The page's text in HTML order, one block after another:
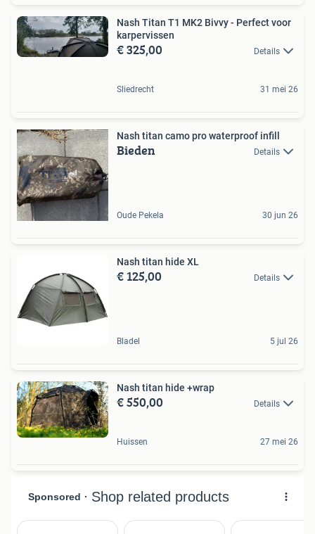
Nash Titan T1 MK2 Bivvy - Perfect voor
karpervissen
€ 325,00 Details
Sliedrecht 31 mei 26
Nash titan camo pro waterproof infill
Bieden Details
Oude Pekela 30 jun 26
Nash titan hide XL
€ 125,00 Details
Bladel 5 jul 26
Nash titan hide +wrap
€ 550,00 Details
Huissen 27 mei 26